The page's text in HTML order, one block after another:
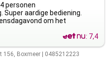
personen
aardige bediening.
om het
: 7,4
156, Boxmeer 0485212223